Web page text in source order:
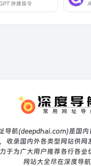
快捷指令
导航(deepdhai.com)是国内
收录国内外各类型网站供网
于为广大用户推荐各行各业
网站大全尽在深度导航